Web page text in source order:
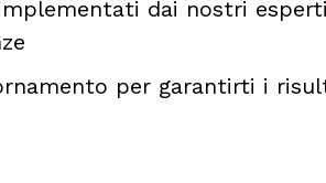
dai nostri
per garantirti i